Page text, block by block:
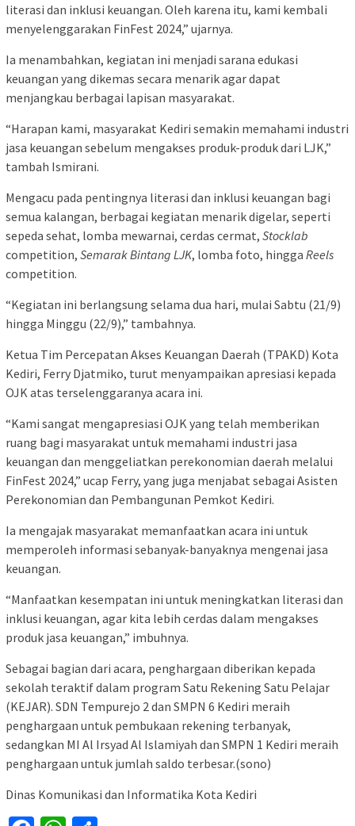
literasi dan inklusi keuangan. Oleh karena itu, kami kembali
menyelenggarakan FinFest 2024,” ujarnya.
Ia menambahkan, kegiatan ini menjadi sarana edukasi
keuangan yang dikemas secara menarik agar dapat
menjangkau berbagai lapisan masyarakat.
“Harapan kami, masyarakat Kediri semakin memahami industri
jasa keuangan sebelum mengakses produk-produk dari LJK,”
tambah Ismirani.
Mengacu pada pentingnya literasi dan inklusi keuangan bagi
semua kalangan, berbagai kegiatan menarik digelar, seperti
sepeda sehat, lomba mewarnai, cerdas cermat, Stocklab
competition, Semarak Bintang LJK, lomba foto, hingga Reels
competition.
“Kegiatan ini berlangsung selama dua hari, mulai Sabtu (21/9)
hingga Minggu (22/9),” tambahnya.
Ketua Tim Percepatan Akses Keuangan Daerah (TPAKD) Kota
Kediri, Ferry Djatmiko, turut menyampaikan apresiasi kepada
OJK atas terselenggaranya acara ini.
“Kami sangat mengapresiasi OJK yang telah memberikan
ruang bagi masyarakat untuk memahami industri jasa
keuangan dan menggeliatkan perekonomian daerah melalui
FinFest 2024,” ucap Ferry, yang juga menjabat sebagai Asisten
Perekonomian dan Pembangunan Pemkot Kediri.
Ia mengajak masyarakat memanfaatkan acara ini untuk
memperoleh informasi sebanyak-banyaknya mengenai jasa
keuangan.
“Manfaatkan kesempatan ini untuk meningkatkan literasi dan
inklusi keuangan, agar kita lebih cerdas dalam mengakses
produk jasa keuangan,” imbuhnya.
Sebagai bagian dari acara, penghargaan diberikan kepada
sekolah teraktif dalam program Satu Rekening Satu Pelajar
(KEJAR). SDN Tempurejo 2 dan SMPN 6 Kediri meraih
penghargaan untuk pembukaan rekening terbanyak,
sedangkan MI Al Irsyad Al Islamiyah dan SMPN 1 Kediri meraih
penghargaan untuk jumlah saldo terbesar.(sono)
Dinas Komunikasi dan Informatika Kota Kediri